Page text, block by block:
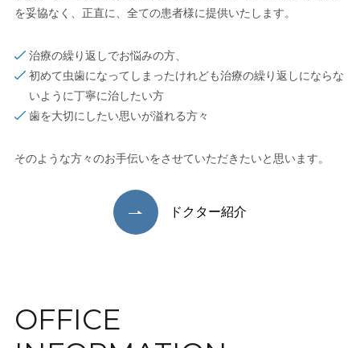
を妥協なく、正直に、全ての患者様に提供いたします。
治療の繰り返しでお悩みの⽅、
初めて⾍⻭になってしまったけれども治療の繰り返しにならな
いように丁寧に治したい⽅
⻭を大切にしたい思いが溢れる⽅々
そのような方々のお手伝いをさせていただきたいと思います。
ドクター紹介
OFFICE